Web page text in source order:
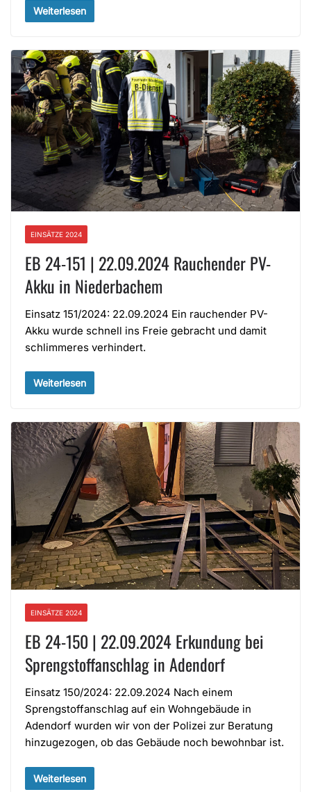
Weiterlesen
EINSÄTZE 2024
EB 24-151 | 22.09.2024 Rauchender PV-
Akku in Niederbachem
Einsatz 151/2024: 22.09.2024 Ein rauchender PV-
Akku wurde schnell ins Freie gebracht und damit
schlimmeres verhindert.
Weiterlesen
EINSÄTZE 2024
EB 24-150 | 22.09.2024 Erkundung bei
Sprengstoffanschlag in Adendorf
Einsatz 150/2024: 22.09.2024 Nach einem
Sprengstoffanschlag auf ein Wohngebäude in
Adendorf wurden wir von der Polizei zur Beratung
hinzugezogen, ob das Gebäude noch bewohnbar ist.
Weiterlesen